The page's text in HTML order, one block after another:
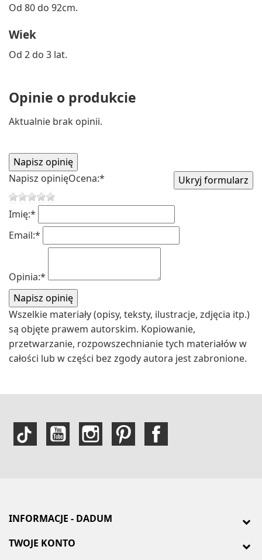
Od 80 do 92cm.
Wiek
Od 2 do 3 lat.
Opinie o produkcie
Aktualnie brak opinii.
Napisz opinięOcena:*
Imię:*
Email:*
Opinia:*
Wszelkie materiały (opisy, teksty, ilustracje, zdjęcia itp.)
są objęte prawem autorskim. Kopiowanie,
przetwarzanie, rozpowszechnianie tych materiałów w
całości lub w części bez zgody autora jest zabronione.
INFORMACJE - DADUM
TWOJE KONTO